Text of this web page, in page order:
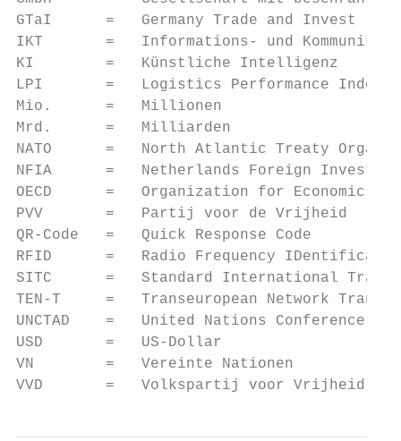
GTaI      =   Germany Trade and Invest
IKT       =   Informations- und
KI        =   Künstliche Intelligenz
LPI       =   Logistics Performance Index
Mio.      =   Millionen
Mrd.      =   Milliarden
NATO      =   North Atlantic Treaty
NFIA      =   Netherlands Foreign
OECD      =   Organization for Economic
PVV       =   Partij voor de Vrijheid
QR-Code   =   Quick Response Code
RFID      =   Radio Frequency
SITC      =   Standard International
TEN-T     =   Transeuropean Network
UNCTAD    =   United Nations Conference on
USD       =   US-Dollar
VN        =   Vereinte Nationen
VVD       =   Volkspartij voor Vrijheid en